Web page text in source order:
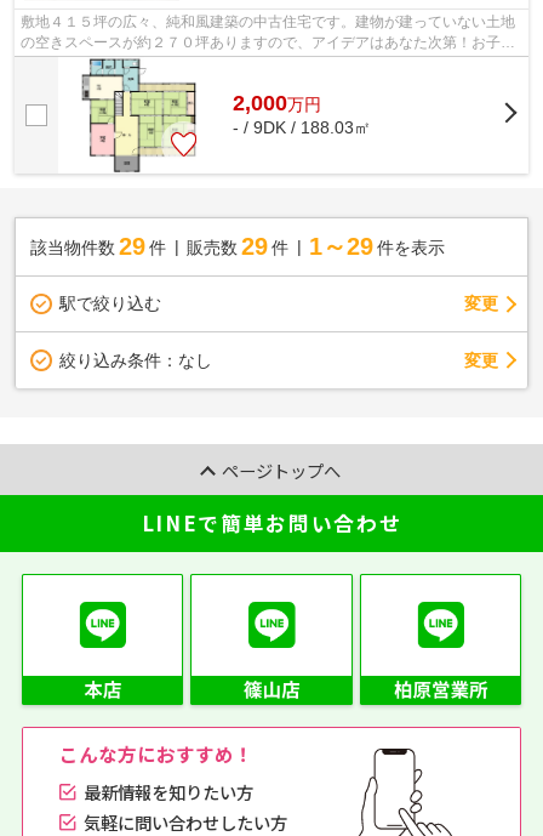
敷地４１５坪の広々、純和風建築の中古住宅です。建物が建っていない土地
の空きスペースが約２７０坪ありますので、アイデアはあなた次第！お子さ
んの遊び場所、ドッグランも！
2,000万円
- / 9DK / 188.03㎡
該当物件数 29件 販売数 29 件 1～29 件を表示
駅で絞り込む 変更
絞り込み条件： なし 変更
ページトップへ
LINEで簡単お問い合わせ
こんな方におすすめ！
最新情報を知りたい方
気軽に問い合わせしたい方